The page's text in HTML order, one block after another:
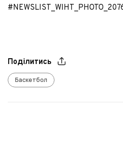
Поділитись
Баскетбол